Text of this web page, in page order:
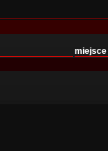
miejsce